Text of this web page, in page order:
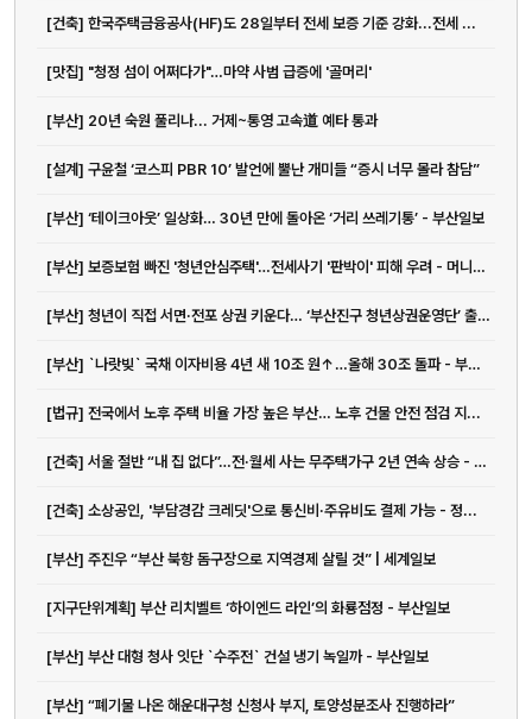
[건축] 한국주택금융공사(HF)도 28일부터 전세 보증 기준 강화...전세 ...
[맛집] "청정 섬이 어쩌다가"…마약 사범 급증에 '골머리'
[부산] 20년 숙원 풀리나... 거제~통영 고속道 예타 통과
[설계] 구윤철 ‘코스피 PBR 10’ 발언에 뿔난 개미들 “증시 너무 몰라 참담”
[부산] ‘테이크아웃’ 일상화… 30년 만에 돌아온 ‘거리 쓰레기통’ - 부산일보
[부산] 보증보험 빠진 '청년안심주택'…전세사기 '판박이' 피해 우려 - 머니투데이
[부산] 청년이 직접 서면·전포 상권 키운다… ‘부산진구 청년상권운영단’ 출범 - 부산일보
[부산] `나랏빚` 국채 이자비용 4년 새 10조 원↑…올해 30조 돌파 - 부산일보
[법규] 전국에서 노후 주택 비율 가장 높은 부산… 노후 건물 안전 점검 지...
[건축] 서울 절반 “내 집 없다”…전·월세 사는 무주택가구 2년 연속 상승 - 매일경제
[건축] 소상공인, '부담경감 크레딧'으로 통신비·주유비도 결제 가능 - 정...
[부산] 주진우 “부산 북항 돔구장으로 지역경제 살릴 것” | 세계일보
[지구단위계획] 부산 리치벨트 ‘하이엔드 라인’의 화룡점정 - 부산일보
[부산] 부산 대형 청사 잇단 `수주전` 건설 냉기 녹일까 - 부산일보
[부산] “폐기물 나온 해운대구청 신청사 부지, 토양성분조사 진행하라”